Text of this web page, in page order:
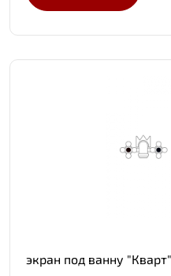
экран под ванну